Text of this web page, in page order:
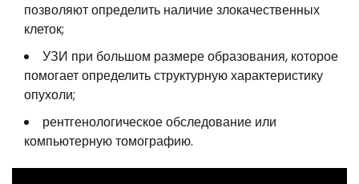
позволяют определить наличие злокачественных
клеток;
УЗИ при большом размере образования, которое
помогает определить структурную характеристику
опухоли;
рентгенологическое обследование или
компьютерную томографию.